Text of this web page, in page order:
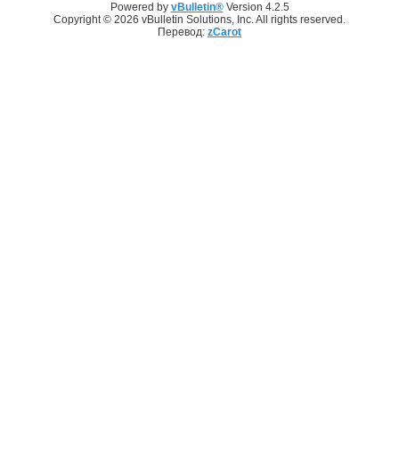
Powered by vBulletin®Version 4.2.5
Copyright © 2026 vBulletin Solutions, Inc. All rights reserved.
Перевод: zCarot